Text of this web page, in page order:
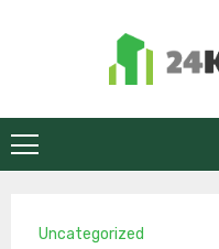
Uncategorized